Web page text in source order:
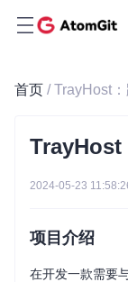
首页 / TrayHost
TrayHost
2024-05-23
项目介绍
在开发一款需要